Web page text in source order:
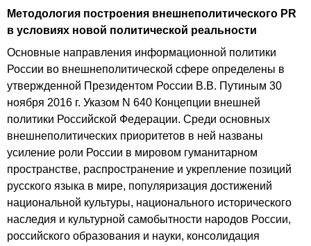
Методология построения внешнеполитического PR
в условиях новой политической реальности
Основные направления информационной политики
России во внешнеполитической сфере определены в
утвержденной Президентом России В.В. Путиным 30
ноября 2016 г. Указом N 640 Концепции внешней
политики Российской Федерации. Среди основных
внешнеполитических приоритетов в ней названы
усиление роли России в мировом гуманитарном
пространстве, распространение и укрепление позиций
русского языка в мире, популяризация достижений
национальной культуры, национального исторического
наследия и культурной самобытности народов России,
российского образования и науки, консолидация